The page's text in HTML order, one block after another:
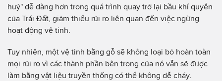
huỷ" dễ dàng hơn trong quá trình quay trở lại bầu khí quyển
của Trái Đất, giảm thiểu rủi ro liên quan đến việc ngừng
hoạt động vệ tinh.
Tuy nhiên, một vệ tinh bằng gỗ sẽ không loại bỏ hoàn toàn
mọi rủi ro vì các thành phần bên trong của nó vẫn sẽ được
làm bằng vật liệu truyền thống có thể không dễ cháy.